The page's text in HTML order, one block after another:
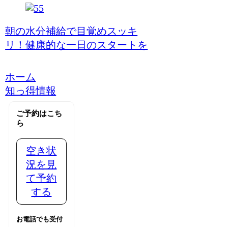
朝の水分補給で目覚めスッキ
リ！健康的な一日のスタートを
ホーム
知っ得情報
ご予約はこち
ら
空き状
況を見
て予約
する
お電話でも受付